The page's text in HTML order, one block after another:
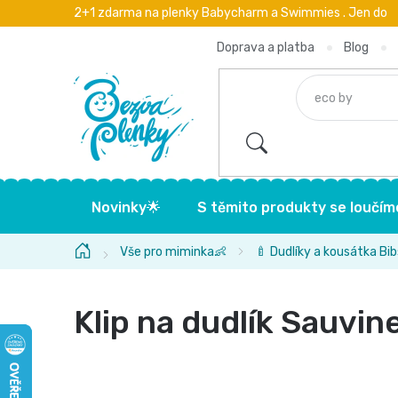
na
2+1 zdarma na plenky Babycharm a Swimmies . Jen do
Doprava a platba Blog
Novinky🌟 S těmito produkty se
DomůVše pro miminka👶 🍼 Dudlíky a kousátka
Klip na dudlík